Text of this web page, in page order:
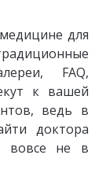
для
FAQ,
к вашей
ведь в
доктора
вовсе не в